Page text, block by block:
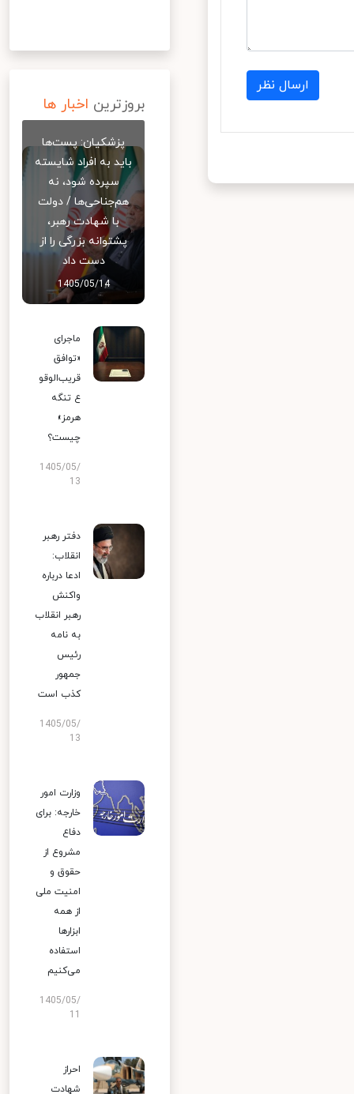
ارسال نظر
بروزترین اخبار ها
پزشکیان: پست‌ها
باید به افراد شایسته
سپرده شود، نه
هم‌جناحی‌ها / دولت
با شهادت رهبر،
پشتوانه بزرگی را از
دست داد
1405/05/14
ماجرای
«توافق
قریب‌الوقو
ع تنگه
هرمز»
چیست؟
1405/05/
13
دفتر رهبر
انقلاب:
ادعا درباره
واکنش
رهبر انقلاب
به نامه
رئیس
جمهور
کذب است
1405/05/
13
وزارت امور
خارجه: برای
دفاع
مشروع از
حقوق و
امنیت ملی
از همه
ابزارها
استفاده
می‌کنیم
1405/05/
احراز
شهادت